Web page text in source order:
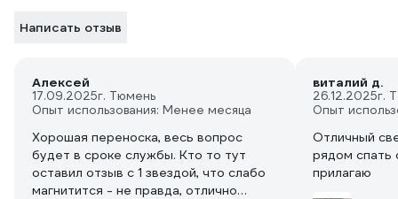
Написать отзыв
Алексей
17.09.2025г. Тюмень
Опыт использования: Менее месяца
Хорошая переноска, весь вопрос
будет в сроке службы. Кто то тут
оставил отзыв с 1 звездой, что слабо
магнитится - не правда, отлично
виталий д.
26.12.2025г.
Опыт
Отличный
рядом спать
прилагаю